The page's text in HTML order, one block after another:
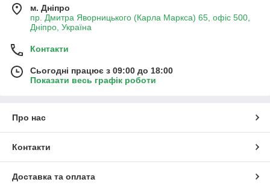
м. Дніпро
пр. Дмитра Яворницького (Карла Маркса) 65, офіс 500,
Дніпро, Україна
Контакти
Сьогодні працює з 09:00 до 18:00
Показати весь графік роботи
Про нас
Контакти
Доставка та оплата